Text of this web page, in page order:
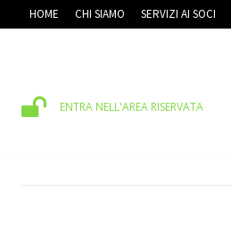
HOME CHI SIAMO SERVIZI AI SOCI
ENTRA NELL'AREA RISERVATA